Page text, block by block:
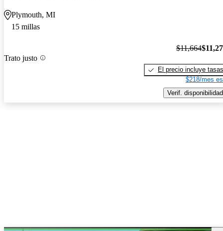
Plymouth, MI
15 millas
Trato justo
$11,664
El precio incluye tasas
$218/mes
Verif. disponibilidad